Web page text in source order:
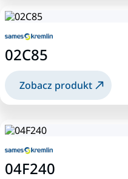
02C85
Zobacz produkt
04F240